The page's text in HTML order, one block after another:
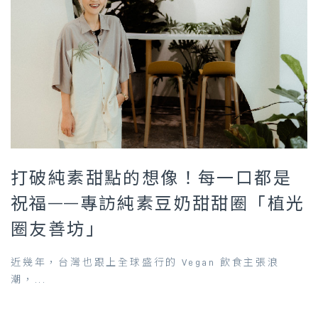
打破純素甜點的想像！每一口都是
祝福——專訪純素豆奶甜甜圈「植光
圈友善坊」
近幾年，台灣也跟上全球盛行的 Vegan 飲食主張浪
潮，...